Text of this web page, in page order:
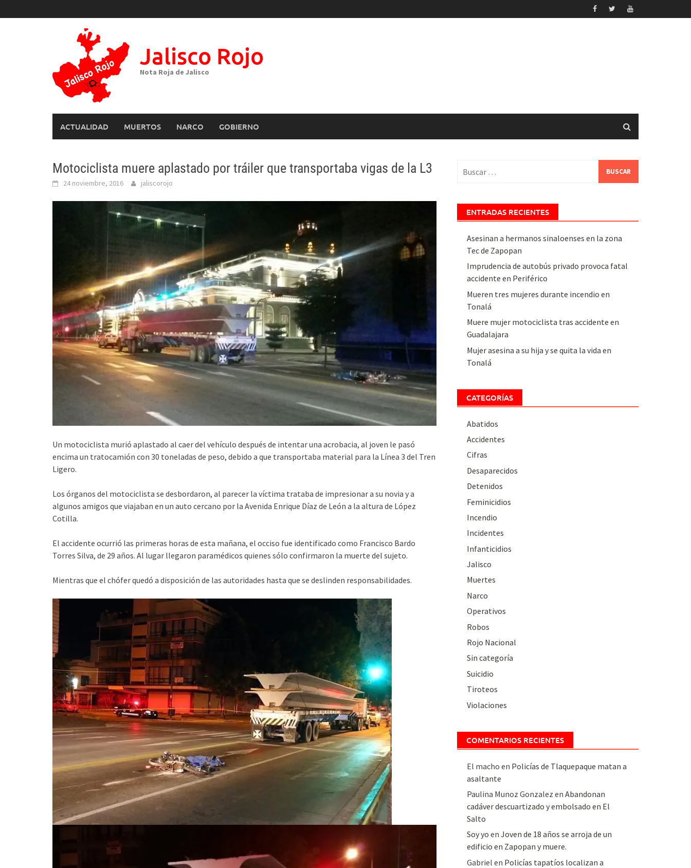
to
Jalisco Rojo
Nota Roja de Jalisco
ACTUALIDAD MUERTOS NARCO GOBIERNO
Motociclista muere aplastado por tráiler que transportaba vigas de la L3
24 noviembre, 2016 jaliscorojo
Un motociclista murió aplastado al caer del vehículo después de intentar una acrobacia, al joven le pasó
encima un tratocamión con 30 toneladas de peso, debido a que transportaba material para la Línea 3 del Tren
Ligero.
Los órganos del motociclista se desbordaron, al parecer la víctima trataba de impresionar a su novia y a
algunos amigos que viajaban en un auto cercano por la Avenida Enrique Díaz de León a la altura de López
Cotilla.
El accidente ocurrió las primeras horas de esta mañana, el occiso fue identificado como Francisco Bardo
Torres Silva, de 29 años. Al lugar llegaron paramédicos quienes sólo confirmaron la muerte del sujeto.
Mientras que el chófer quedó a disposición de las autoridades hasta que se deslinden responsabilidades.
ENTRADAS RECIENTES
Asesinan a hermanos sinaloenses en la zona
Tec de Zapopan
Imprudencia de autobús privado provoca fatal
accidente en Periférico
Mueren tres mujeres durante incendio en
Tonalá
Muere mujer motociclista tras accidente en
Guadalajara
Mujer asesina a su hija y se quita la vida en
Tonalá
CATEGORÍAS
Abatidos
Accidentes
Cifras
Desaparecidos
Detenidos
Feminicidios
Incendio
Incidentes
Infanticidios
Jalisco
Muertes
Narco
Operativos
Robos
Rojo Nacional
Sin categoría
Suicidio
Tiroteos
Violaciones
COMENTARIOS RECIENTES
El macho en Policías de Tlaquepaque matan a
asaltante
Paulina Munoz Gonzalez en Abandonan
cadáver descuartizado y embolsado en El
Salto
Soy yo en Joven de 18 años se arroja de un
edificio en Zapopan y muere.
Gabriel en Policías tapatíos localizan a